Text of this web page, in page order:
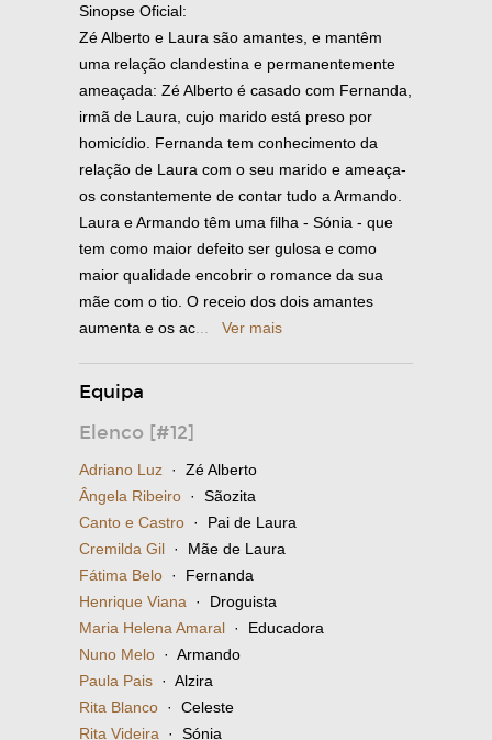
Sinopse Oficial:
Zé Alberto e Laura são amantes, e mantêm
uma relação clandestina e permanentemente
ameaçada: Zé Alberto é casado com Fernanda,
irmã de Laura, cujo marido está preso por
homicídio. Fernanda tem conhecimento da
relação de Laura com o seu marido e ameaça-
os constantemente de contar tudo a Armando.
Laura e Armando têm uma filha - Sónia - que
tem como maior defeito ser gulosa e como
maior qualidade encobrir o romance da sua
mãe com o tio. O receio dos dois amantes
aumenta e os ac
Ver mais
Equipa
Elenco [#12]
Adriano Luz · Zé Alberto
Ângela Ribeiro · Sãozita
Canto e Castro · Pai de Laura
Cremilda Gil · Mãe de Laura
Fátima Belo · Fernanda
Henrique Viana · Droguista
Maria Helena Amaral · Educadora
Nuno Melo · Armando
Paula Pais · Alzira
Rita Blanco · Celeste
Rita Videira · Sónia